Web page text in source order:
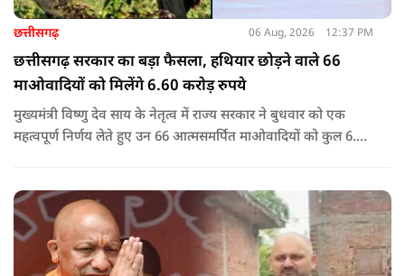
छत्तीसगढ़ 06 Aug, 2026 12:37 PM
छत्तीसगढ़ सरकार का बड़ा फैसला, हथियार छोड़ने वाले 66
माओवादियों को मिलेंगे 6.60 करोड़ रुपये
मुख्यमंत्री विष्णु देव साय के नेतृत्व में राज्य सरकार ने बुधवार को एक
महत्वपूर्ण निर्णय लेते हुए उन 66 आत्मसमर्पित माओवादियों को कुल 6.60